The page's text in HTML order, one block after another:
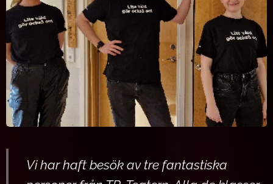
Vi har haft besök av tre fantastiska